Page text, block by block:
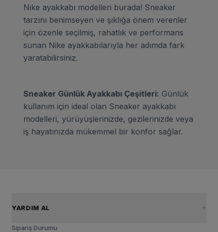
Nike ayakkabı modelleri burada! Sneaker
tarzını benimseyen ve şıklığa önem verenler
için özenle seçilmiş, rahatlık ve performans
sunan Nike ayakkabılarıyla her adımda fark
yaratabilirsiniz.
Sneaker Günlük Ayakkabı Çeşitleri: Günlük
kullanım için ideal olan Sneaker ayakkabı
modelleri, yürüyüşlerinizde, gezilerinizde veya
iş hayatınızda mükemmel bir konfor sağlar.
YARDIM AL
Sipariş Durumu